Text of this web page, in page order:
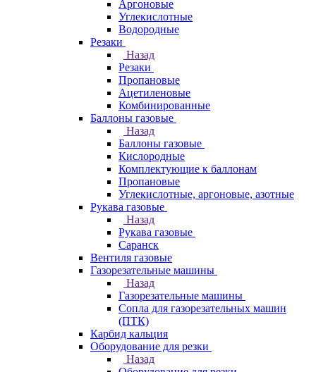
Аргоновые
Углекислотные
Водородные
Резаки
Назад
Резаки
Пропановые
Ацетиленовые
Комбинированные
Баллоны газовые
Назад
Баллоны газовые
Кислородные
Комплектующие к баллонам
Пропановые
Углекислотные, аргоновые, азотные
Рукава газовые
Назад
Рукава газовые
Саранск
Вентиля газовые
Газорезательные машины
Назад
Газорезательные машины
Сопла для газорезательных машин
(ПТК)
Карбид кальция
Оборудование для резки
Назад